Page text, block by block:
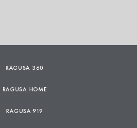
RAGUSA 360
RAGUSA HOME
RAGUSA 919